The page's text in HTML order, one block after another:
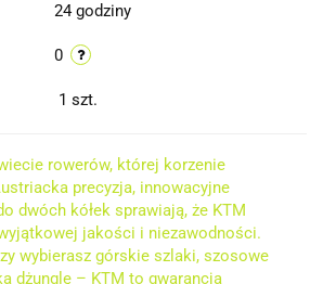
24 godziny
0
1 szt.
rowerów, której korzenie
precyzja, innowacyjne
dwóch kółek sprawiają, że KTM
jakości i niezawodności.
wybierasz górskie szlaki, szosowe
dżunglę – KTM to gwarancja